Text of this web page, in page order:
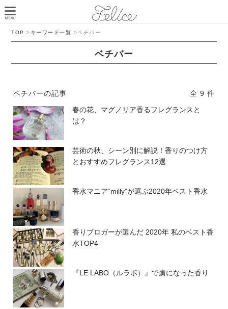
TOP > キーワード一覧 >ベチバー
ベチバー
ベチバーの記事
全 9 件
春の花、マグノリア香るフレグランスと
は？
芸術の秋、シーン別に解説！香りのつけ方
とおすすめフレグランス12選
香水マニア“milly”が選ぶ2020年ベスト香水
香りブロガーが選んだ 2020年 私のベスト香
水TOP4
『LE LABO（ルラボ）』で虜になった香り